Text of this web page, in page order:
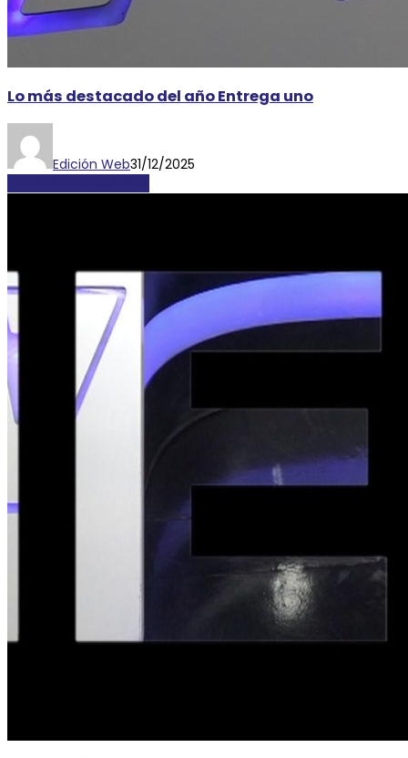
Lo más destacado del año Entrega uno
Edición Web31/12/2025